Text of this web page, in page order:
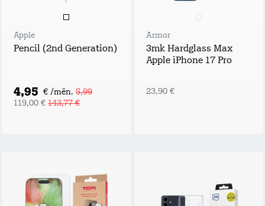
Apple
Pencil (2nd Generation)
4,95 € /mēn. 5,99
119,00 € 143,77 €
Armor
3mk Hardglass Max
Apple iPhone 17 Pro
23,90 €